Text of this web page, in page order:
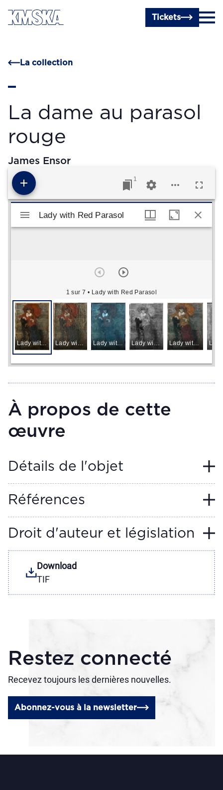
Passer au contenu principal
Tickets
La collection
La dame au parasol
rouge
James Ensor
1
Visualiseur Mirador
Lady with Red Parasol
1 sur 7 • Lady with Red Parasol
Lady with Red Parasol Lady with Red Parasol Lady with Red Parasol Lady with Red Parasol Lady with Red Parasol
Lady with Red Parasol
À propos de cette
œuvre
Détails de l'objet
Références
Droit d'auteur et législation
Download
TIF
Restez connecté
Recevez toujours les dernières nouvelles.
Abonnez-vous à la newsletter